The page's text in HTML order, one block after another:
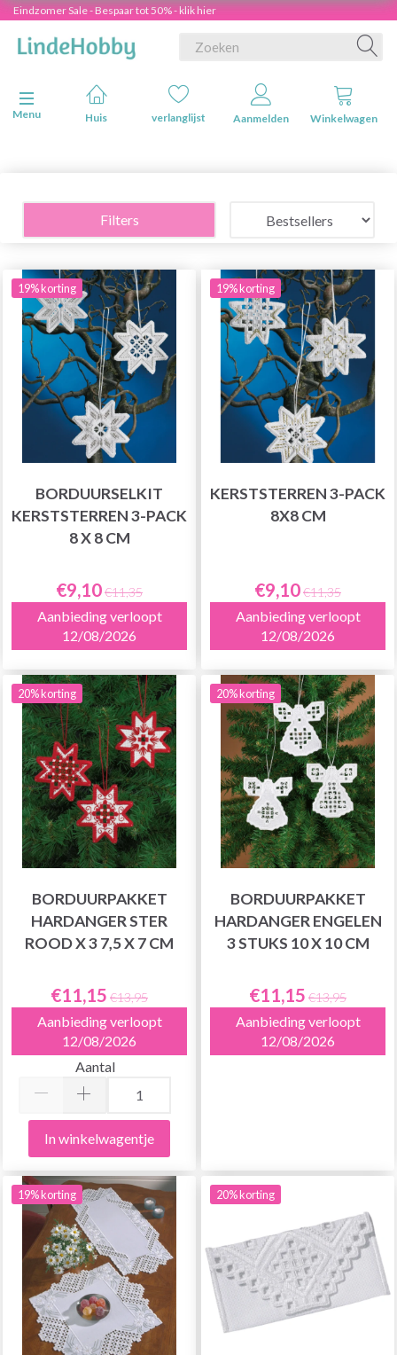
Eindzomer Sale - Bespaar tot 50% - klik hier
Navigatie in-/uitschakelen
Menu
Huis verlanglijst Aanmelden Winkelwagen
Filters
19% korting
BORDUURSELKIT
KERSTSTERREN 3-PACK
8 X 8 CM
€9,10€11,35
Aanbieding verloopt
12/08/2026
19% korting
KERSTSTERREN 3-PACK
8X8 CM
€9,10€11,35
Aanbieding verloopt
12/08/2026
20% korting
BORDUURPAKKET
HARDANGER STER
ROOD X 3 7,5 X 7 CM
€11,15 €13,95
Aanbieding verloopt
12/08/2026
Aantal
In winkelwagentje
20% korting
BORDUURPAKKET
HARDANGER ENGELEN
3 STUKS 10 X 10 CM
€11,15 €13,95
Aanbieding verloopt
12/08/2026
19% korting 20% korting